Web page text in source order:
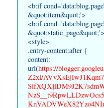
<b:if
&quot;item&quot;'>
<b:if
&quot;static_page&quot;'>
<style>
.entry-content:after {
content:
url(https://
Z2xl/